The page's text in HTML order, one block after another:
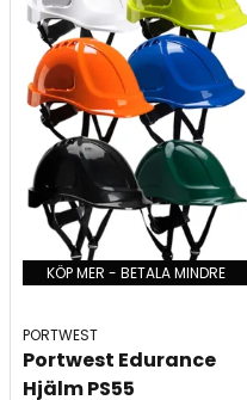
KÖP MER - BETALA MINDRE
PORTWEST
Portwest Edurance
Hjälm PS55